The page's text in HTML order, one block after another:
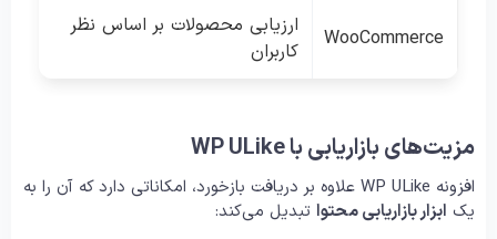
WooCommerce
ارزیابی محصولات بر اساس نظر
کاربران
مزیت‌های بازاریابی با WP ULike
افزونه WP ULike علاوه بر دریافت بازخورد، امکاناتی دارد که آن را به
یک ابزار بازاریابی محتوا تبدیل می‌کند: